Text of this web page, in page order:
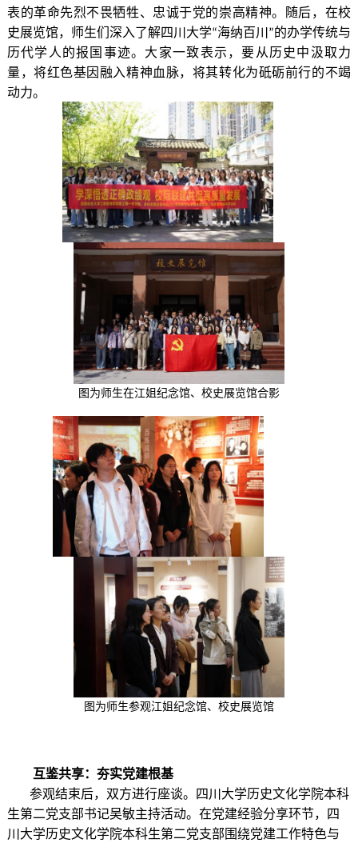
表的革命先烈不畏牺牲、忠诚于党的崇高精神。
随后， 在校
史展览馆，师生们深入了解四川大学“海纳百川 ”的办学传统与
历代学人的报国事迹。大家一致表示，要从历史中汲取力
量，将红色基因融入精神血脉， 将其转化为砥砺前行的不竭
动力。
图为师生在江姐纪念馆、校史展览馆合影
图为师生参观江姐纪念馆、校史展览馆
互鉴共享： 夯实党建根基
参观结束后，双方进行座谈。四川大学历史文化学院本科
生第二党支部书记吴敏主持活动。在党建经验分享环节，
四
川大学历史文化学院本科生第二党支部 围绕党建工作特色与